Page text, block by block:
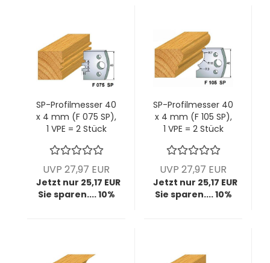
SP-Profilmesser 40
x 4 mm (F 075 SP),
1 VPE = 2 Stück
UVP 27,97 EUR
Jetzt nur 25,17 EUR
Sie sparen.... 10%
SP-Profilmesser 40
x 4 mm (F 105 SP),
1 VPE = 2 Stück
UVP 27,97 EUR
Jetzt nur 25,17 EUR
Sie sparen.... 10%